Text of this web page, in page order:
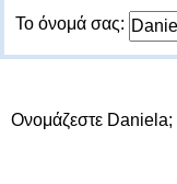
Το όνομά σας:
Ονομάζεστε Daniela;